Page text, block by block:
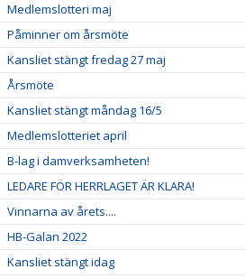
Medlemslotteri maj
Påminner om årsmöte
Kansliet stängt fredag 27 maj
Årsmöte
Kansliet stängt måndag 16/5
Medlemslotteriet april
B-lag i damverksamheten!
LEDARE FÖR HERRLAGET ÄR KLARA!
Vinnarna av årets....
HB-Galan 2022
Kansliet stängt idag